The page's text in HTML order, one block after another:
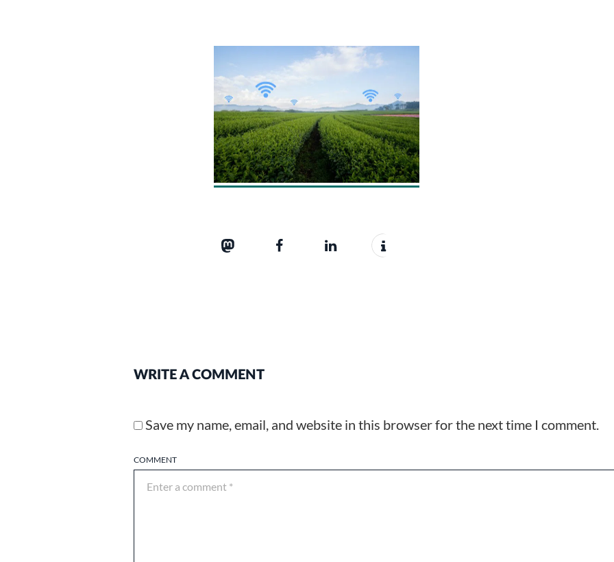
WRITE A COMMENT
COMMENT
Save my name, email, and website in this browser for the next time I comment.